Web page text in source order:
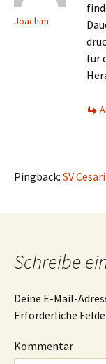
Joachim
für
Pingback: SV
Schreibe
Deine E-Mail-
Erforderliche
Kommentar